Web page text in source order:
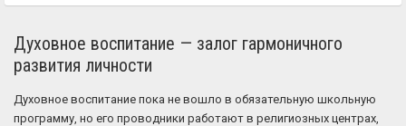
Духовное воспитание — залог гармоничного
развития личности
Духовное воспитание пока не вошло в обязательную школьную
программу, но его проводники работают в религиозных центрах,